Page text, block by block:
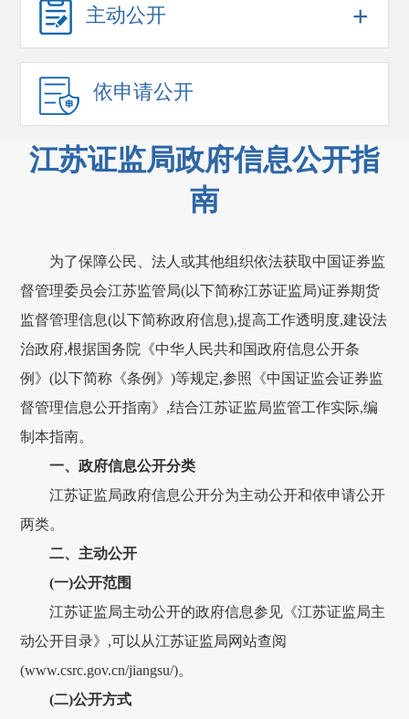
主动公开 +
依申请公开
江苏证监局政府信息公开指
南
为了保障公民、法人或其他组织依法获取中国证券监
督管理委员会江苏监管局(以下简称江苏证监局)证券期货
监督管理信息(以下简称政府信息),提高工作透明度,建设法
治政府,根据国务院《中华人民共和国政府信息公开条
例》(以下简称《条例》)等规定,参照《中国证监会证券监
督管理信息公开指南》,结合江苏证监局监管工作实际,编
制本指南。
一、政府信息公开分类
江苏证监局政府信息公开分为主动公开和依申请公开
两类。
二、主动公开
(一)公开范围
江苏证监局主动公开的政府信息参见《江苏证监局主
动公开目录》,可以从江苏证监局网站查阅
(www.csrc.gov.cn/jiangsu/)。
(二)公开方式